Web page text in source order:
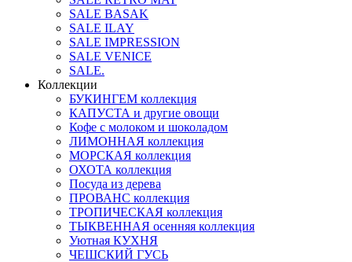
SALE BASAK
SALE ILAY
SALE IMPRESSION
SALE VENICE
SALE.
Коллекции
БУКИНГЕМ коллекция
КАПУСТА и другие овощи
Кофе с молоком и шоколадом
ЛИМОННАЯ коллекция
МОРСКАЯ коллекция
ОХОТА коллекция
Посуда из дерева
ПРОВАНС коллекция
ТРОПИЧЕСКАЯ коллекция
ТЫКВЕННАЯ осенняя коллекция
Уютная КУХНЯ
ЧЕШСКИЙ ГУСЬ